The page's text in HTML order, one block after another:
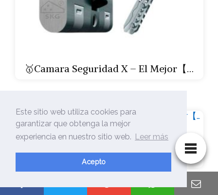
🥇Camara Seguridad X – El Mejor【…
🥇Camara Seguridad Vivotek – El
Mejor【…
Este sitio web utiliza cookies para
garantizar que obtenga la mejor
experiencia en nuestro sitio web. Leer más
Acepto